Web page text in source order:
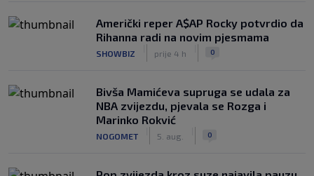
Američki reper A$AP Rocky potvrdio da
Rihanna radi na novim pjesmama
SHOWBIZ prije 4 h 0
Bivša Mamićeva supruga se udala za
NBA zvijezdu, pjevala se Rozga i
Marinko Rokvić
NOGOMET 5. aug. 0